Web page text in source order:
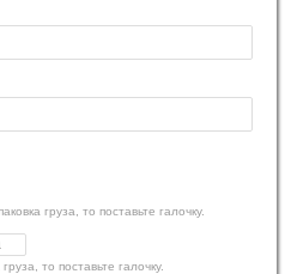
груза, то поставьте галочку.
то поставьте галочку.